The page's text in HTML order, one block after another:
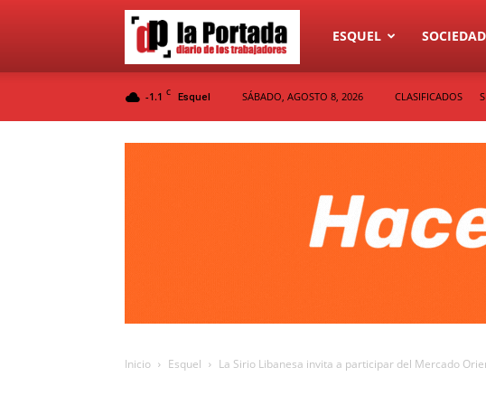
Diario
ESQUEL SOCIEDAD
-1.1 C Esquel SÁBADO, AGOSTO 8, 2026 CLASIFICADOS
Inicio Esquel La Sirio Libanesa invita a participar del Mercado